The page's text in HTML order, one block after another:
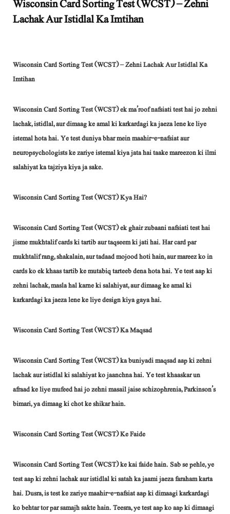
Wisconsin Card Sorting Test (WCST) – Zehni
Lachak Aur Istidlal Ka Imtihan
Wisconsin Card Sorting Test (WCST) – Zehni Lachak Aur Istidlal Ka
Imtihan
Wisconsin Card Sorting Test (WCST) ek ma’roof nafsiati test hai jo zehni
lachak, istidlal, aur dimaag ke amal ki karkardagi ka jaeza lene ke liye
istemal hota hai. Ye test duniya bhar mein maahir-e-nafsiat aur
neuropsychologists ke zariye istemal kiya jata hai taake mareezon ki ilmi
salahiyat ka tajziya kiya ja sake.
Wisconsin Card Sorting Test (WCST) Kya Hai?
Wisconsin Card Sorting Test (WCST) ek ghair zubaani nafsiati test hai
jisme mukhtalif cards ki tartib aur taqseem ki jati hai. Har card par
mukhtalif rang, shakalain, aur tadaad mojood hoti hain, aur mareez ko in
cards ko ek khaas tartib ke mutabiq tarteeb dena hota hai. Ye test aap ki
zehni lachak, masla hal karne ki salahiyat, aur dimaag ke amal ki
karkardagi ka jaeza lene ke liye design kiya gaya hai.
Wisconsin Card Sorting Test (WCST) Ka Maqsad
Wisconsin Card Sorting Test (WCST) ka buniyadi maqsad aap ki zehni
lachak aur istidlal ki salahiyat ko jaanchna hai. Ye test khaaskar un
afraad ke liye mufeed hai jo zehni masail jaise schizophrenia, Parkinson’s
bimari, ya dimaag ki chot ke shikar hain.
Wisconsin Card Sorting Test (WCST) Ke Faide
Wisconsin Card Sorting Test (WCST) ke kai faide hain. Sab se pehle, ye
test aap ki zehni lachak aur istidlal ki satah ka jaami jaeza faraham karta
hai. Dusra, is test ke zariye maahir-e-nafsiat aap ki dimaagi karkardagi
ko behtar tor par samajh sakte hain. Teesra, ye test aap ko aap ki dimaagi